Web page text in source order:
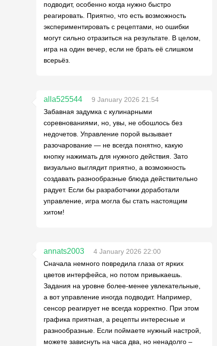
подводит, особенно когда нужно быстро
реагировать. Приятно, что есть возможность
экспериментировать с рецептами, но ошибки
могут сильно отразиться на результате. В целом,
игра на один вечер, если не брать её слишком
всерьёз.
alla525544
9 January 2026 21:54
Забавная задумка с кулинарными
соревнованиями, но, увы, не обошлось без
недочетов. Управление порой вызывает
разочарование — не всегда понятно, какую
кнопку нажимать для нужного действия. Зато
визуально выглядит приятно, а возможность
создавать разнообразные блюда действительно
радует. Если бы разработчики доработали
управление, игра могла бы стать настоящим
хитом!
annats2003
4 January 2026 22:00
Сначала немного повредила глаза от ярких
цветов интерфейса, но потом привыкаешь.
Задания на уровне более-менее увлекательные,
а вот управление иногда подводит. Например,
сенсор реагирует не всегда корректно. При этом
графика приятная, а рецепты интересные и
разнообразные. Если поймаете нужный настрой,
можете зависнуть на часа два, но ненадолго –